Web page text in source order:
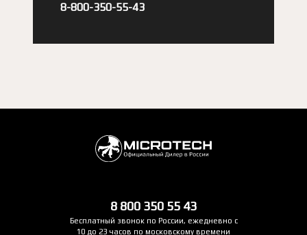
8-800-350-55-43
8 800 350 55 43
Бесплатный звонок по России, ежедневно с
10 до 23 часов по московскому времени